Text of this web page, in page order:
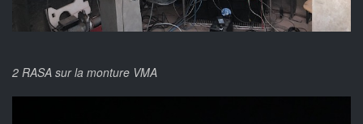
2 RASA sur la monture VMA